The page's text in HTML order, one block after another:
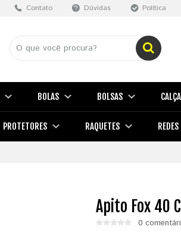
Contato Dúvidas Política
BOLAS BOLSAS
PROTETORES RAQUETES REDES
Apito Fox 40
0